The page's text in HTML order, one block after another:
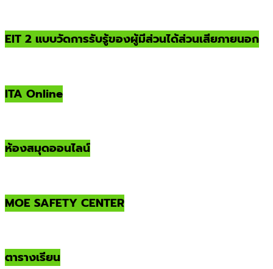
EIT 2 แบบวัดการรับรู้ของผู้มีส่วนได้ส่วนเสียภายนอก
ITA Online
ห้องสมุดออนไลน์
MOE SAFETY CENTER
ตารางเรียน